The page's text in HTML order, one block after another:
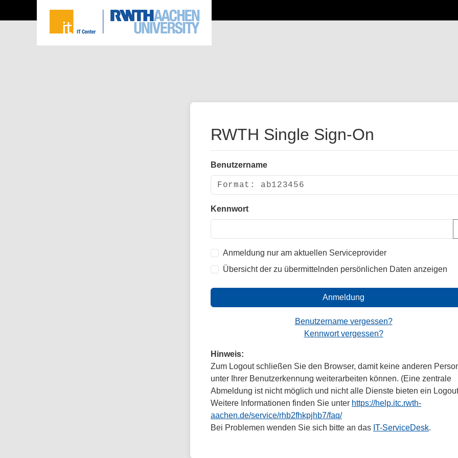
RWTH Single Sign-On
Benutzername
Kennwort
Anmeldung nur am aktuellen Serviceprovider
Übersicht der zu übermittelnden persönlichen Daten anzeigen
Anmeldung
Benutzername vergessen?
Kennwort vergessen?
Hinweis:
Zum Logout schließen Sie den Browser, damit keine anderen
unter Ihrer Benutzerkennung weiterarbeiten können. (Eine zentrale
Abmeldung ist nicht möglich und nicht alle Dienste bieten ein
Weitere Informationen finden Sie unter https://help.itc.rwth-
aachen.de/service/rhb2fhkpjhb7/faq/
Bei Problemen wenden Sie sich bitte an das IT-ServiceDesk.